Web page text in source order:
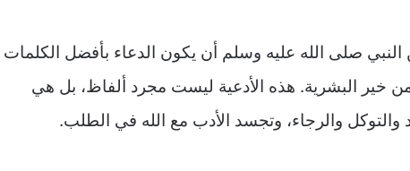
النبي صلى الله عليه وسلم أن يكون الدعاء بأفضل الكلمات
خير البشرية. هذه الأدعية ليست مجرد ألفاظ، بل هي
والرجاء، وتجسد الأدب مع الله في الطلب.